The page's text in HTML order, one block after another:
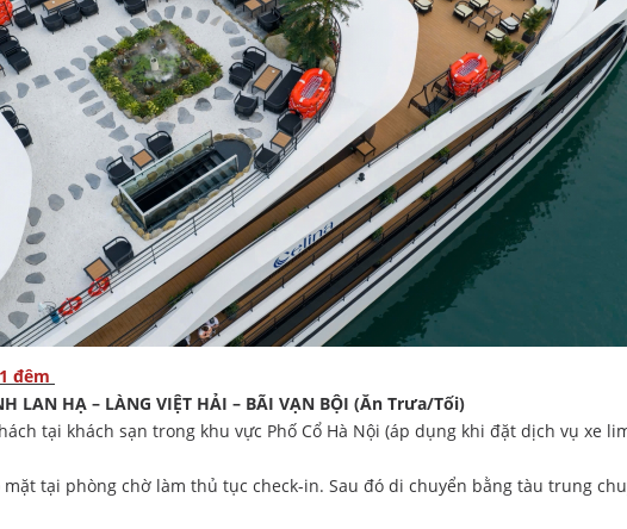
đêm
LAN HẠ – LÀNG VIỆT HẢI – BÃI VẠN BỘI (Ăn Trưa/Tối)
tại khách sạn trong khu vực Phố Cổ Hà Nội (áp dụng khi đặt dịch vụ xe
mặt tại phòng chờ làm thủ tục check-in. Sau đó di chuyển bằng tàu trung